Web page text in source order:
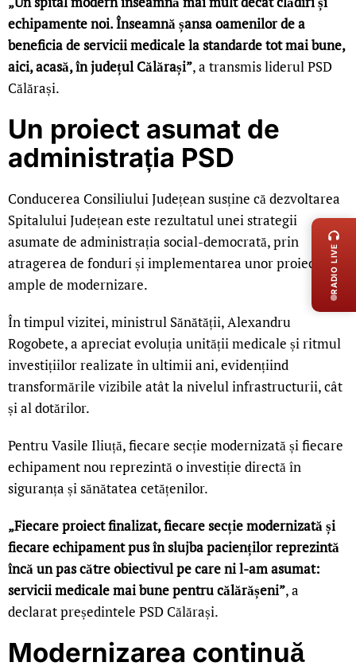
echipamente noi. Înseamnă șansa oamenilor de a
beneficia de servicii medicale la standarde tot mai bune,
aici, acasă, în județul Călărași”, a transmis liderul PSD
Călărași.
Un proiect asumat de
administrația PSD
Conducerea Consiliului Județean susține că dezvoltarea
Spitalului Județean este rezultatul unei strategii
asumate de administrația social-democrată, prin
atragerea de fonduri și implementarea unor proiecte
ample de modernizare.
În timpul vizitei, ministrul Sănătății, Alexandru
Rogobete, a apreciat evoluția unității medicale și ritmul
investițiilor realizate în ultimii ani, evidențiind
transformările vizibile atât la nivelul infrastructurii, cât
și al dotărilor.
Pentru Vasile Iliuță, fiecare secție modernizată și fiecare
echipament nou reprezintă o investiție directă în
siguranța și sănătatea cetățenilor.
„Fiecare proiect finalizat, fiecare secție modernizată și
fiecare echipament pus în slujba pacienților reprezintă
încă un pas către obiectivul pe care ni l-am asumat:
servicii medicale mai bune pentru călărășeni”, a
declarat președintele PSD Călărași.
Modernizarea continuă
LIVE
RADIO LIVE